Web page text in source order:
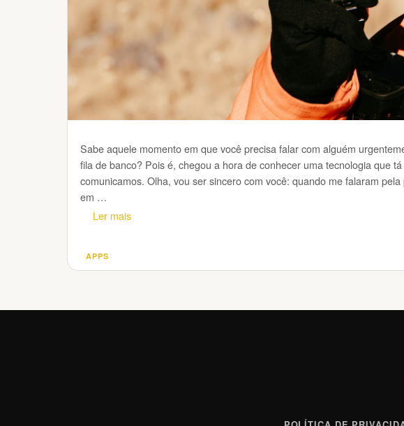
Sabe aquele momento em que você precisa falar com alguém
fila de banco? Pois é, chegou a hora de conhecer uma tecnologia que
comunicamos. Olha, vou ser sincero com você: quando me falaram
em …
Ler mais
Categorias
APPS